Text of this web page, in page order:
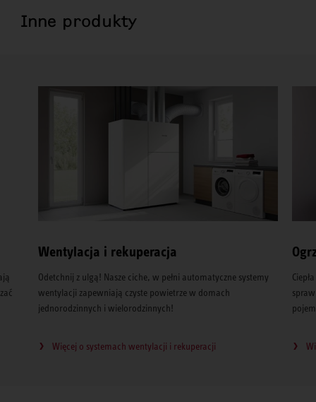
Inne produkty
Wentylacja i rekuperacja
Odetchnij z ulgą! Nasze ciche, w pełni automatyczne systemy
wentylacji zapewniają czyste powietrze w domach
jednorodzinnych i wielorodzinnych!
Więcej o systemach wentylacji i rekuperacji